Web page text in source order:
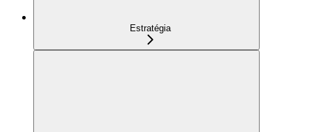
Estratégia